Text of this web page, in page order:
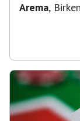
Arema,